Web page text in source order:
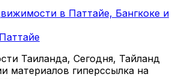
в Паттайе, Бангкоке и
Таиланда, Сегодня, Тайланд
материалов гиперссылка на